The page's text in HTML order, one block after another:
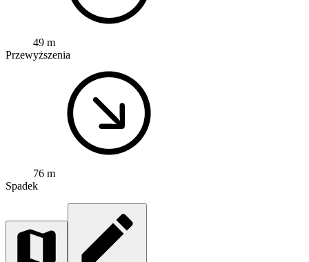
49 m
Przewyższenia
76 m
Spadek